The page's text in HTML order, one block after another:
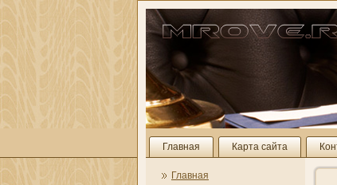
Главная Карта сайта
Главная